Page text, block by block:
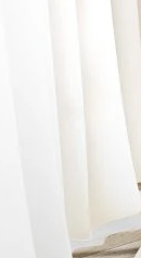
Nous utilisons
Nous
partenaires
utilisation de